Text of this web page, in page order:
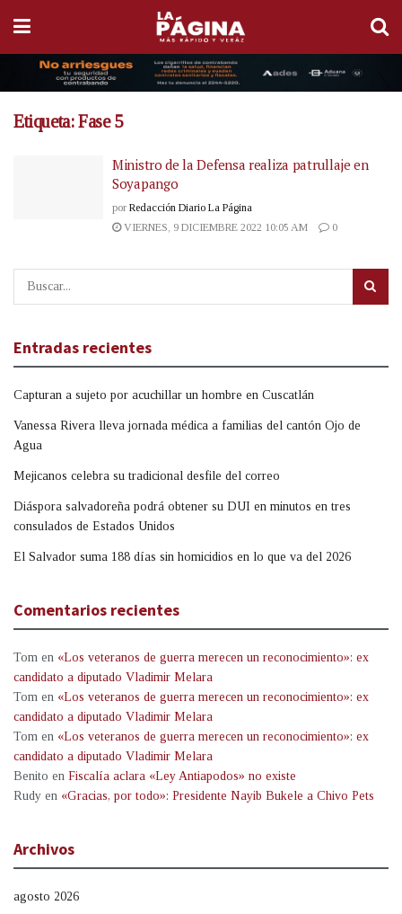
Etiqueta:Fase 5
Ministro de la Defensa realiza patrullaje en
Soyapango
por Redacción Diario La Página
VIERNES, 9 DICIEMBRE 2022 10:05 AM
0
Entradas recientes
Capturan a sujeto por acuchillar un hombre en Cuscatlán
Vanessa Rivera lleva jornada médica a familias del cantón Ojo de
Agua
Mejicanos celebra su tradicional desfile del correo
Diáspora salvadoreña podrá obtener su DUI en minutos en tres
consulados de Estados Unidos
El Salvador suma 188 días sin homicidios en lo que va del 2026
Comentarios recientes
Tom en «Los veteranos de guerra merecen un reconocimiento»: ex
candidato a diputado Vladimir Melara
Tom en «Los veteranos de guerra merecen un reconocimiento»: ex
candidato a diputado Vladimir Melara
Tom en «Los veteranos de guerra merecen un reconocimiento»: ex
candidato a diputado Vladimir Melara
Benito en Fiscalía aclara «Ley Antiapodos» no existe
Rudy en «Gracias, por todo»: Presidente Nayib Bukele a Chivo Pets
Archivos
agosto 2026